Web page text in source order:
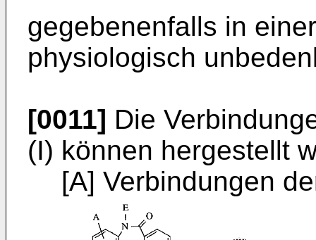
gegebenenfalls in
physiologisch
[0011] Die
(I) können hergestellt
[A] Verbindungen